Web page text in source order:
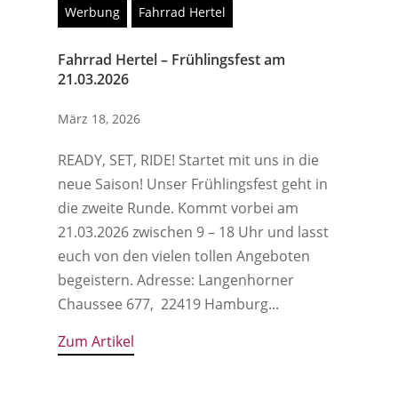
Werbung Fahrrad Hertel
Fahrrad Hertel – Frühlingsfest am
21.03.2026
März 18, 2026
READY, SET, RIDE! Startet mit uns in die
neue Saison! Unser Frühlingsfest geht in
die zweite Runde. Kommt vorbei am
21.03.2026 zwischen 9 – 18 Uhr und lasst
euch von den vielen tollen Angeboten
begeistern. Adresse: Langenhorner
Chaussee 677, 22419 Hamburg...
Zum Artikel